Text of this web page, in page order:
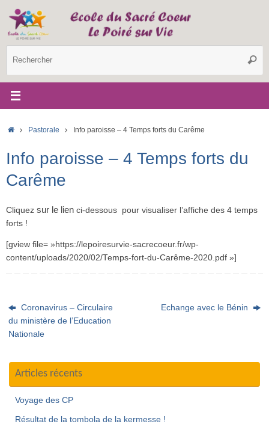
contenu
AccueilPastorale Info paroisse – 4 Temps forts du Carême
Info paroisse – 4 Temps forts du
Carême
Cliquez sur le lien ci-dessous pour visualiser l’affiche des 4 temps
forts !
[gview file= »https://lepoiresurvie-sacrecoeur.fr/wp-
content/uploads/2020/02/Temps-fort-du-Carême-2020.pdf »]
Coronavirus – Circulaire
du ministère de l’Education
Nationale
Echange avec le Bénin
Articles récents
Voyage des CP
Résultat de la tombola de la kermesse !